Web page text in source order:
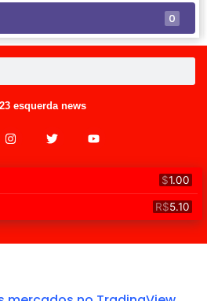
0
esquerda news